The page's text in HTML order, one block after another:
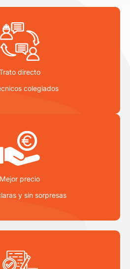
directo
colegiados
Mejor precio
y sin sorpresas